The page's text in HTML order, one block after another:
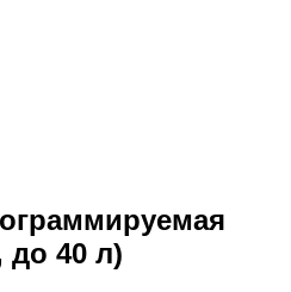
до 40 л)